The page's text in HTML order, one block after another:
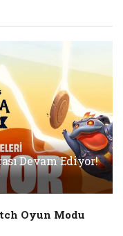
Devam Ediyor!
Oyun Modu